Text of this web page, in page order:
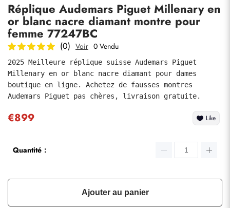
Réplique Audemars Piguet Millenary en
or blanc nacre diamant montre pour
femme 77247BC
(0) Voir 0 Vendu
2025 Meilleure réplique suisse Audemars Piguet
Millenary en or blanc nacre diamant pour dames
boutique en ligne. Achetez de fausses montres
Audemars Piguet pas chères, livraison gratuite.
€899 Like
Quantité：
Ajouter au panier
soumettre